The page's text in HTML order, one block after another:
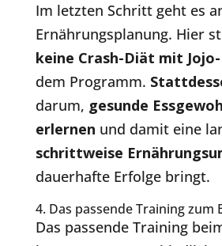
Im letzten Schritt geht es
Ernährungsplanung. Hier
keine Crash-Diät mit
dem Programm.
darum, gesunde
erlernen und damit eine
schrittweise
dauerhafte Erfolge bringt.
4. Das passende Training zum
Das passende Training